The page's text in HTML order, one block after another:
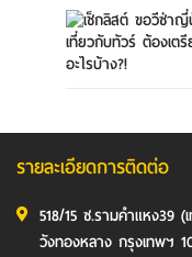
รายละเอียดการติดต่อ
518/15 ซ.รามคำแหง39
วังทองหลาง กรุงเทพฯ